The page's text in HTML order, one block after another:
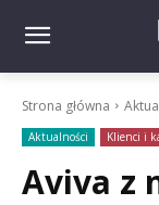
Strona główna
Aktualności Klienci i
Aviva z